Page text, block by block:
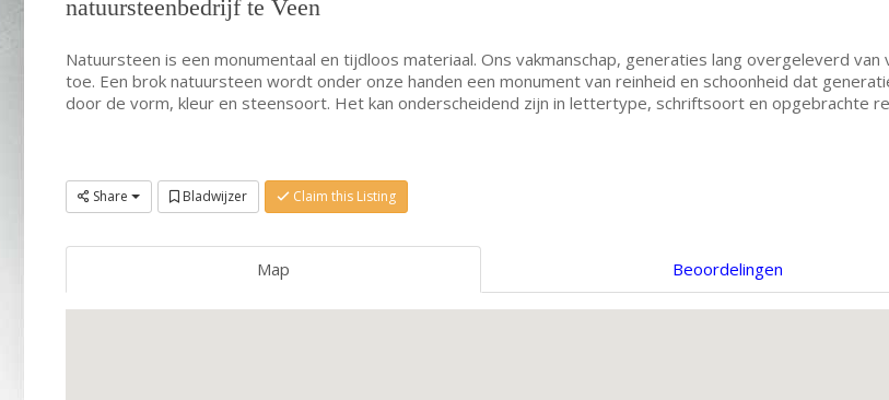
natuursteenbedrijf te Veen
Natuursteen is een monumentaal en tijdloos materiaal. Ons vakmanschap, generaties lang overgeleverd
toe. Een brok natuursteen wordt onder onze handen een monument van reinheid en schoonheid dat
door de vorm, kleur en steensoort. Het kan onderscheidend zijn in lettertype, schriftsoort en opgebrachte
Share Bladwijzer Claim this Listing
Map Beoordelingen